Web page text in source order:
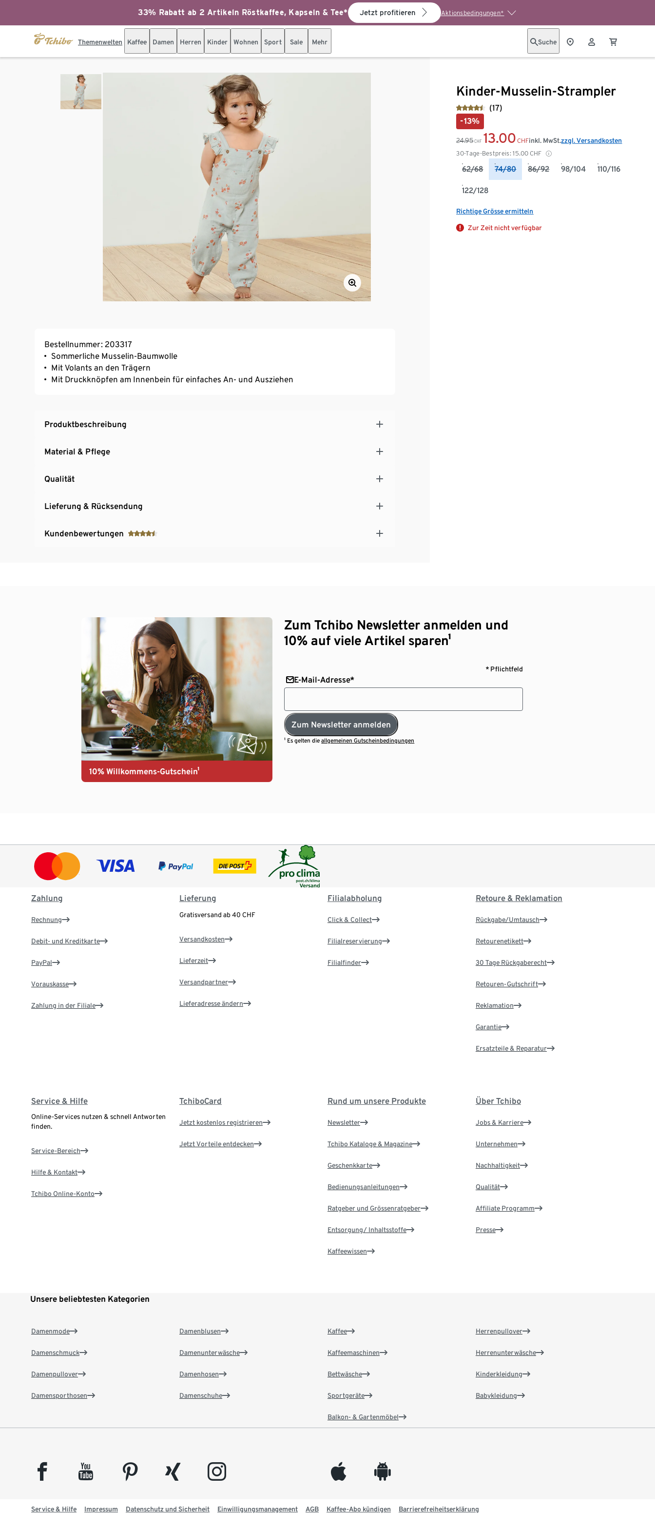
33% Rabatt ab 2 Artikeln Röstkaffee, Kapseln & Tee* Jetzt profitieren Aktionsbedingungen*
Themenwelten Kaffee Damen Herren Kinder Wohnen Sport Sale Mehr Suche
Kinder-Musselin-Strampler
(17)
-13%
24.95 CHF 13.00 CHF
30-Tage-Bestpreis: 15.00 CHF
inkl. MwSt.zzgl. Versandkosten
62/68 74/80 86/92 98/104 110/116
122/128
Richtige Grösse ermitteln
Zur Zeit nicht verfügbar
Bestellnummer: 203317
Sommerliche Musselin-Baumwolle
Mit Volants an den Trägern
Mit Druckknöpfen am Innenbein für einfaches An- und Ausziehen
Produktbeschreibung
Material & Pflege
Qualität
Lieferung & Rücksendung
Kundenbewertungen
10% Willkommens-Gutschein¹
Zum Tchibo Newsletter anmelden und
10% auf viele Artikel sparen¹
* Pflichtfeld
E-Mail-Adresse*
Zum Newsletter anmelden
¹ Es gelten dieallgemeinen Gutscheinbedingungen
Zahlung
Rechnung
Debit- und Kreditkarte
PayPal
Vorauskasse
Zahlung in der Filiale
Lieferung
Gratisversand ab 40 CHF
Versandkosten
Lieferzeit
Versandpartner
Lieferadresse ändern
Filialabholung
Click & Collect
Filialreservierung
Filialfinder
Retoure & Reklamation
Rückgabe/Umtausch
Retourenetikett
30 Tage Rückgaberecht
Retouren-Gutschrift
Reklamation
Garantie
Ersatzteile & Reparatur
Service & Hilfe
Online-Services nutzen & schnell Antworten
finden.
Service-Bereich
Hilfe & Kontakt
Tchibo Online-Konto
TchiboCard
Jetzt kostenlos registrieren
Jetzt Vorteile entdecken
Rund um unsere Produkte
Newsletter
Tchibo Kataloge & Magazine
Geschenkkarte
Bedienungsanleitungen
Ratgeber und Grössenratgeber
Entsorgung/ Inhaltsstoffe
Kaffeewissen
Über Tchibo
Jobs & Karriere
Unternehmen
Nachhaltigkeit
Qualität
Affiliate Programm
Presse
Unsere beliebtesten Kategorien
Damenmode
Damenschmuck
Damenpullover
Damensporthosen
Damenblusen
Damenunterwäsche
Damenhosen
Damenschuhe
Kaffee
Kaffeemaschinen
Bettwäsche
Sportgeräte
Balkon- & Gartenmöbel
Herrenpullover
Herrenunterwäsche
Kinderkleidung
Babykleidung
facebook youtube pinterest xing instagram appleinc android
Service & Hilfe Impressum Datenschutz und Sicherheit Einwilligungsmanagement AGB Kaffee-Abo kündigen Barrierefreiheitserklärung